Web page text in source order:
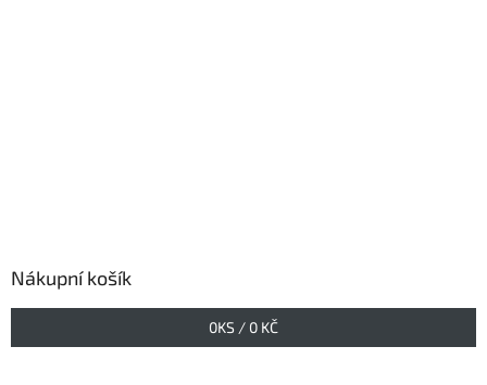
Nákupní košík
0KS / 0 KČ